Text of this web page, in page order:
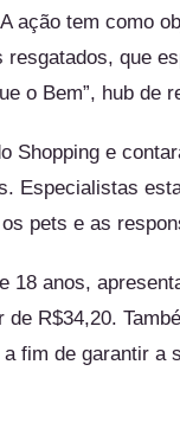
ação tem como
que
o Bem”, hub de
Shopping e
Especialistas
pets e as
18 anos,
R$34,20.
fim de garantir a